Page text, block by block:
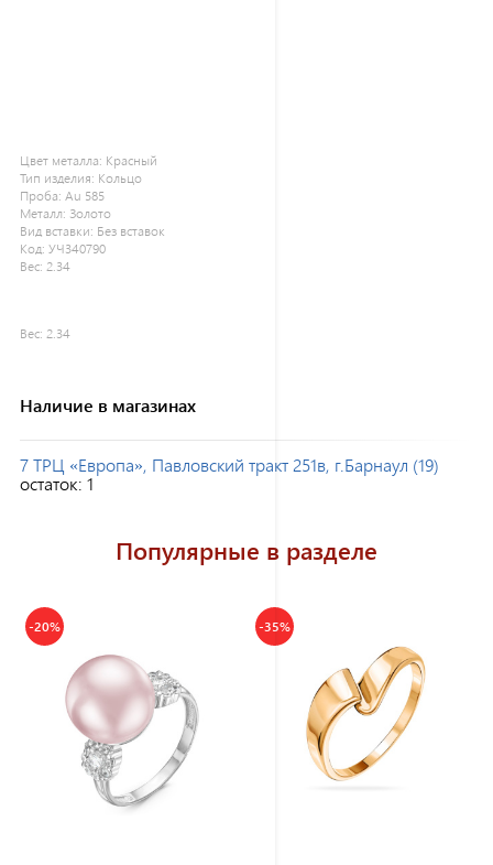
Цвет металла: Красный
Тип изделия: Кольцо
Проба: Au 585
Металл: Золото
Вид вставки: Без вставок
Код: УЧ340790
Вес: 2.34
Вес: 2.34
Наличие в магазинах
7 ТРЦ «Европа», Павловский тракт 251в, г.Барнаул (19)
остаток: 1
Популярные в разделе
-20% -35%